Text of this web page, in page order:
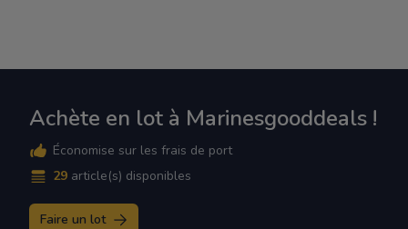
Achète en lot à Marinesgooddeals !
Économise sur les frais de port
29 article(s) disponibles
Faire un lot